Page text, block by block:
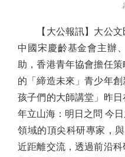
【大公報訊】大公文
中國宋慶齡基金會主辦
助，香港青年協會擔任
的「締造未來」青少年
孩子們的大師講堂」昨
年立山海：明日之問 今
領域的頂尖科研專家，
近距離交流，透過前沿